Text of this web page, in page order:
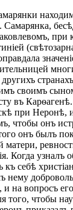
Самарянка,
при
своимъ
въ
при Неронѣ,
чтобы онъ
онъ былъ
матери,
Когда узналъ
себѣ
нему
на вопросъ
того, чтобы